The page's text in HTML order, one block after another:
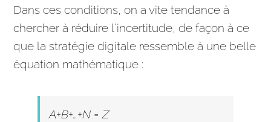
Dans ces conditions, on a vite tendance à
chercher à réduire l´incertitude, de façon à ce
que lastratégie digitale ressemble à une belle
équation mathématique :
A+B+…+N = Z